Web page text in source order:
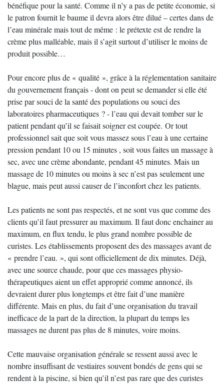
bénéfique pour la santé. Comme il n’y a pas de petite économie, si
le patron fournit le baume il devra alors être dilué – certes dans de
l’eau minérale mais tout de même : le prétexte est de rendre la
crème plus malléable, mais il s’agit surtout d’utiliser le moins de
produit possible…
Pour encore plus de « qualité », grâce à la réglementation sanitaire
du gouvernement français - dont on peut se demander si elle été
prise par souci de la santé des populations ou souci des
laboratoires pharmaceutiques ? - l’eau qui devait tomber sur le
patient pendant qu’il se faisait soigner est coupée. Or tout
professionnel sait que soit vous massez sous l’eau à une certaine
pression pendant 10 ou 15 minutes , soit vous faites un massage à
sec, avec une crème abondante, pendant 45 minutes. Mais un
massage de 10 minutes ou moins à sec n’est pas seulement une
blague, mais peut aussi causer de l’inconfort chez les patients.
Les patients ne sont pas respectés, et ne sont vus que comme des
clients qu’il faut pressurer au maximum. Il faut donc enchainer au
maximum, en flux tendu, le plus grand nombre possible de
curistes. Les établissements proposent des des massages avant de
« prendre l’eau. », qui sont officiellement de dix minutes. Déjà,
avec une source chaude, pour que ces massages physio-
thérapeutiques aient un effet approprié comme annoncé, ils
devraient durer plus longtemps et être fait d’une manière
différente. Mais en plus, du fait d’une organisation du travail
inefficace de la part de la direction, la plupart du temps les
massages ne durent pas plus de 8 minutes, voire moins.
Cette mauvaise organisation générale se ressent aussi avec le
nombre insuffisant de vestiaires souvent bondés de gens qui se
rendent à la piscine, si bien qu’il n’est pas rare que des curistes